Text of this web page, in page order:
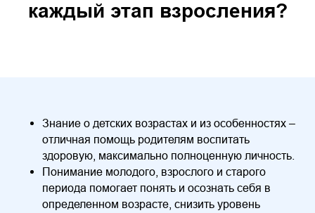
каждый этап взросления?
Знание о детских возрастах и из особенностях –
отличная помощь родителям воспитать
здоровую, максимально полноценную личность.
Понимание молодого, взрослого и старого
периода помогает понять и осознать себя в
определенном возрасте, снизить уровень